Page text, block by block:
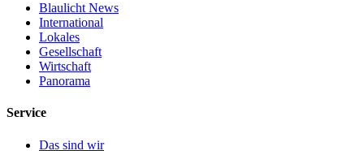
Blaulicht News
International
Lokales
Gesellschaft
Wirtschaft
Panorama
Service
Das sind wir